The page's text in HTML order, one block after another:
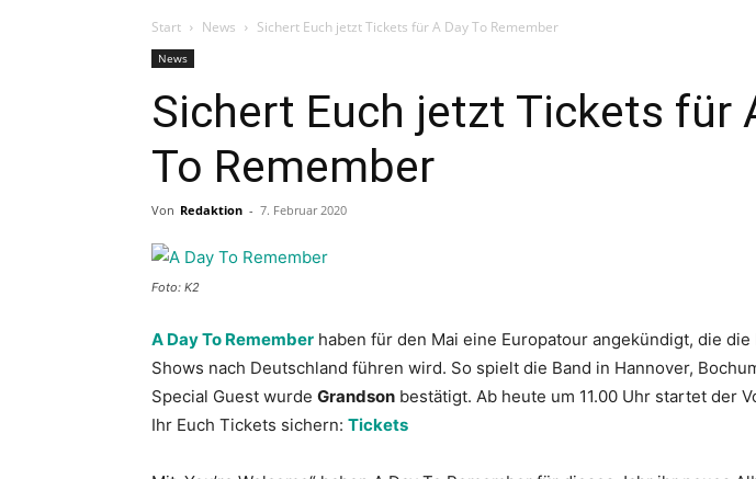
Start News Sichert Euch jetzt Tickets für A Day To Remember
News
Sichert Euch jetzt Tickets für
To Remember
Von Redaktion - 7. Februar 2020
Foto: K2
A Day To Remember haben für den Mai eine Europatour angekündigt, die
Shows nach Deutschland führen wird. So spielt die Band in Hannover,
Special Guest wurde Grandson bestätigt. Ab heute um 11.00 Uhr startet der
Ihr Euch Tickets sichern: Tickets